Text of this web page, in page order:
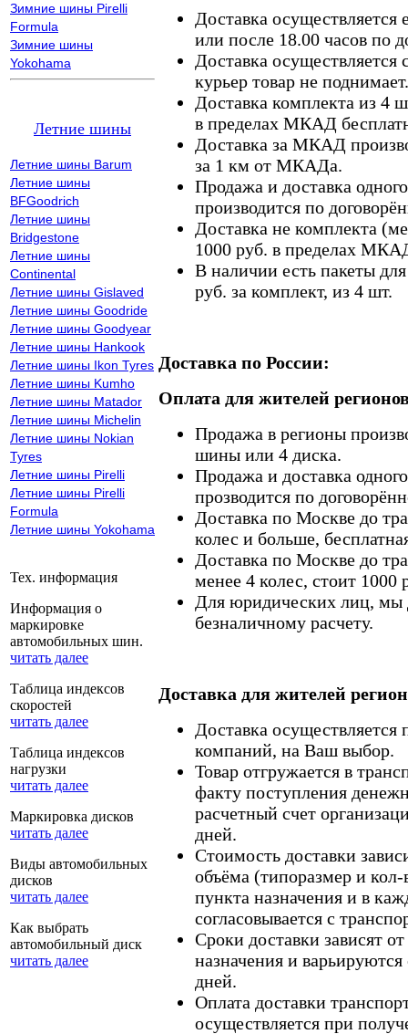
Зимние шины Pirelli
Formula
Зимние шины
Yokohama
Летние шины
Летние шины Barum
Летние шины
BFGoodrich
Летние шины
Bridgestone
Летние шины
Continental
Летние шины Gislaved
Летние шины Goodride
Летние шины Goodyear
Летние шины Hankook
Летние шины Ikon Tyres
Летние шины Kumho
Летние шины Matador
Летние шины Michelin
Летние шины Nokian
Tyres
Летние шины Pirelli
Летние шины Pirelli
Formula
Летние шины Yokohama
Тех. информация
Информация о
маркировке
автомобильных шин.
читать далее
Таблица индексов
скоростей
читать далее
Таблица индексов
нагрузки
читать далее
Маркировка дисков
читать далее
Виды автомобильных
дисков
читать далее
Как выбрать
автомобильный диск
читать далее
Доставка осуществляется
или после 18.00 часов по
Доставка осуществляется
курьер товар не поднимает.
Доставка комплекта из 4
в пределах МКАД
Доставка за МКАД
за 1 км от МКАДа.
Продажа и доставка
производится по
Доставка не комплекта
1000 руб. в пределах
В наличии есть пакеты
руб. за комплект, из 4 шт.
Доставка по России:
Оплата для жителей
Продажа в регионы
шины или 4 диска.
Продажа и доставка
прозводится по
Доставка по Москве до
колес и больше,
Доставка по Москве до
менее 4 колес, стоит 1000
Для юридических лиц, мы
безналичному расчету.
Доставка для жителей
Доставка
компаний, на Ваш выбор.
Товар отгружается в
факту поступления
расчетный счет
дней.
Стоимость доставки
объёма (типоразмер и кол-
пункта назначения и в
согласовывается с
Сроки доставки зависят
назначения и
дней.
Оплата доставки
осуществляется при